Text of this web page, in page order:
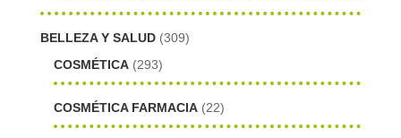
BELLEZA Y SALUD (309)
COSMÉTICA (293)
COSMÉTICA FARMACIA (22)